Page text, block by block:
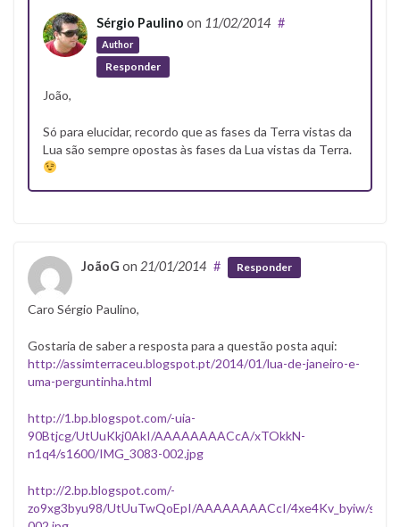
Sérgio Paulino on 11/02/2014
Author
#
Responder
João,
Só para elucidar, recordo que as fases da Terra vistas da
Lua são sempre opostas às fases da Lua vistas da Terra.
JoãoG on 21/01/2014 # Responder
Caro Sérgio Paulino,
Gostaria de saber a resposta para a questão posta aqui:
http://assimterraceu.blogspot.pt/2014/01/lua-de-janeiro-e-
uma-perguntinha.html
http://1.bp.blogspot.com/-uia-
90Btjcg/UtUuKkj0AkI/AAAAAAAACcA/xTOkkN-
n1q4/s1600/IMG_3083-002.jpg
http://2.bp.blogspot.com/-
zo9xg3byu98/UtUuTwQoEpI/AAAAAAAACcI/4xe4Kv_byiw/